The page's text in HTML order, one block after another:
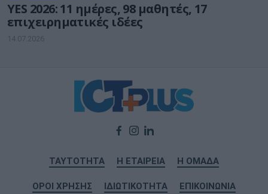
YES 2026: 11 ημέρες, 98 μαθητές, 17
επιχειρηματικές ιδέες
14.07.2026
ΤΑΥΤΟΤΗΤΑ Η ΕΤΑΙΡΕΙΑ Η ΟΜΑΔΑ
ΟΡΟΙ ΧΡΗΣΗΣ ΙΔΙΩΤΙΚΟΤΗΤΑ ΕΠΙΚΟΙΝΩΝΙΑ